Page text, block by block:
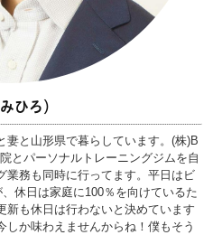
ろ）
妻と山形県で暮らしています。(株)B
とパーソナルトレーニングジムを自
業務も同時に行ってます。平日はビ
休日は家庭に100％を向けているた
新も休日は行わないと決めています
か味わえませんからね！僕もそう